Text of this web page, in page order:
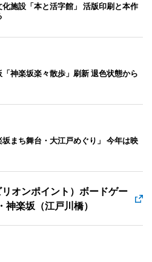
施設「本と活字館」 活版印刷と本作
「神楽坂楽々散歩」刷新 退色状態から
まち舞台・大江戸めぐり」 今年は映
オンポイント）ボードゲー
楽坂（江戸川橋）